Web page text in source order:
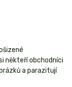
někteří obchodníci
a parazitují